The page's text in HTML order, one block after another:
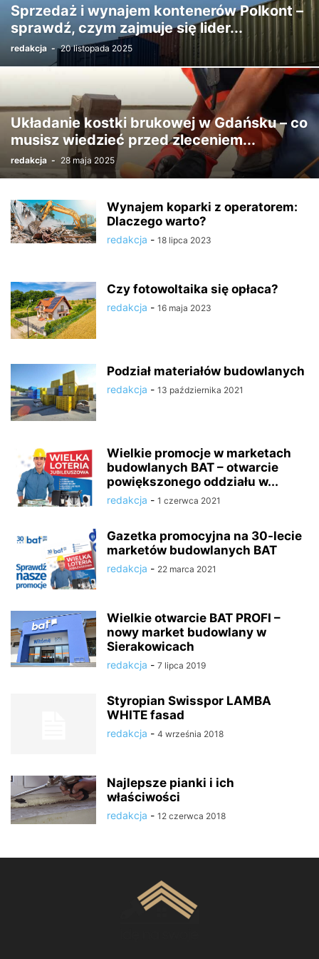
Sprzedaż i wynajem kontenerów Polkont –
sprawdź, czym zajmuje się lider...
redakcja - 20 listopada 2025
Układanie kostki brukowej w Gdańsku – co
musisz wiedzieć przed zleceniem...
redakcja - 28 maja 2025
Wynajem koparki z operatorem:
Dlaczego warto?
redakcja - 18 lipca 2023
Czy fotowoltaika się opłaca?
redakcja - 16 maja 2023
Podział materiałów budowlanych
redakcja - 13 października 2021
Wielkie promocje w marketach
budowlanych BAT – otwarcie
powiększonego oddziału w...
redakcja - 1 czerwca 2021
Gazetka promocyjna na 30-lecie
marketów budowlanych BAT
redakcja - 22 marca 2021
Wielkie otwarcie BAT PROFI –
nowy market budowlany w
Sierakowicach
redakcja - 7 lipca 2019
Styropian Swisspor LAMBA
WHITE fasad
redakcja - 4 września 2018
Najlepsze pianki i ich
właściwości
redakcja - 12 czerwca 2018